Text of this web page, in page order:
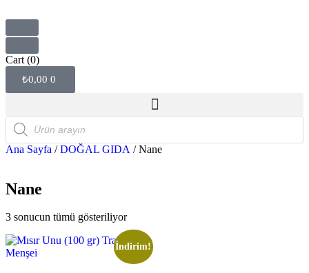
Cart (0)
₺0,00 0
Ana Sayfa /DOĞAL GIDA / Nane
Nane
3 sonucun tümü gösteriliyor
İndirim!